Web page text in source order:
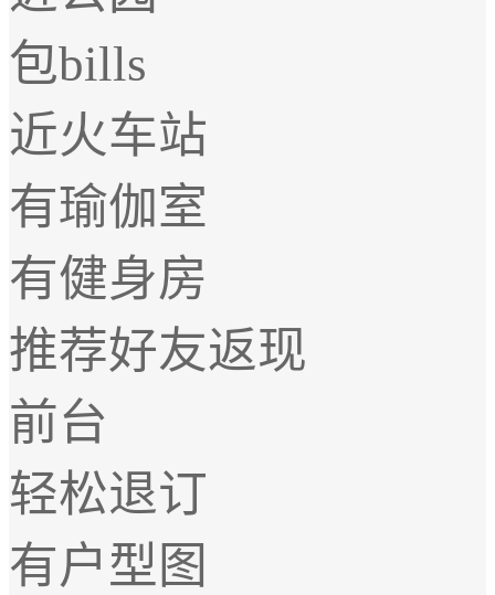
包bills
近火车站
有瑜伽室
有健身房
推荐好友返现
前台
轻松退订
有户型图